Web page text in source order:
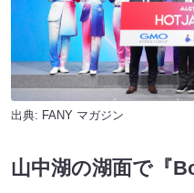
出典: FANY マガジン
山中湖の湖面で『